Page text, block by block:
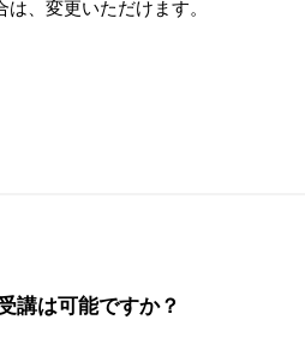
、変更いただけます。
講は可能ですか？